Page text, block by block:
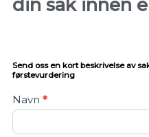
din sak innen
Send oss en kort beskrivelse av
førstevurdering
Kontakt
oss
Navn *